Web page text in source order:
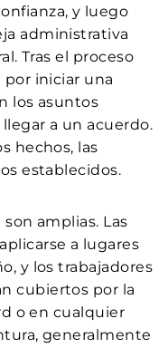
y luego
administrativa
Tras el proceso
iniciar una
los asuntos
a un acuerdo.
hechos, las
establecidos.
amplias. Las
a lugares
y los trabajadores
cubiertos por la
o en cualquier
generalmente